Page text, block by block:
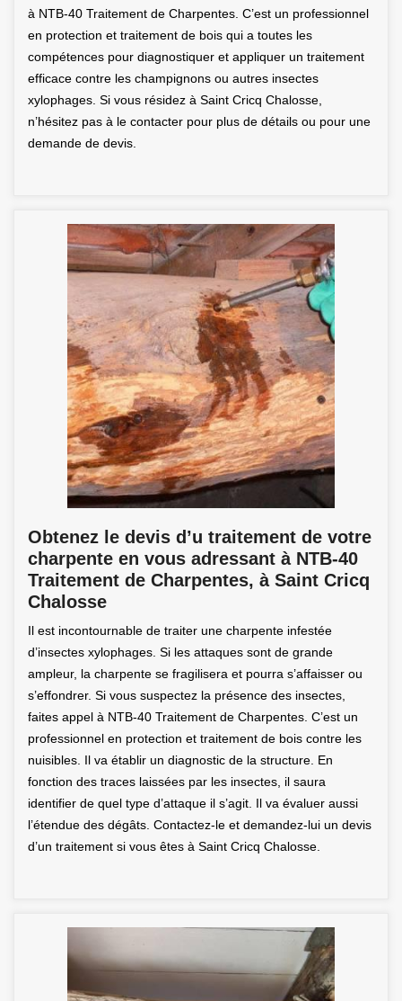
à NTB-40 Traitement de Charpentes. C’est un professionnel
en protection et traitement de bois qui a toutes les
compétences pour diagnostiquer et appliquer un traitement
efficace contre les champignons ou autres insectes
xylophages. Si vous résidez à Saint Cricq Chalosse,
n’hésitez pas à le contacter pour plus de détails ou pour une
demande de devis.
Obtenez le devis d’u traitement de votre
charpente en vous adressant à NTB-40
Traitement de Charpentes, à Saint Cricq
Chalosse
Il est incontournable de traiter une charpente infestée
d’insectes xylophages. Si les attaques sont de grande
ampleur, la charpente se fragilisera et pourra s’affaisser ou
s’effondrer. Si vous suspectez la présence des insectes,
faites appel à NTB-40 Traitement de Charpentes. C’est un
professionnel en protection et traitement de bois contre les
nuisibles. Il va établir un diagnostic de la structure. En
fonction des traces laissées par les insectes, il saura
identifier de quel type d’attaque il s’agit. Il va évaluer aussi
l’étendue des dégâts. Contactez-le et demandez-lui un devis
d’un traitement si vous êtes à Saint Cricq Chalosse.